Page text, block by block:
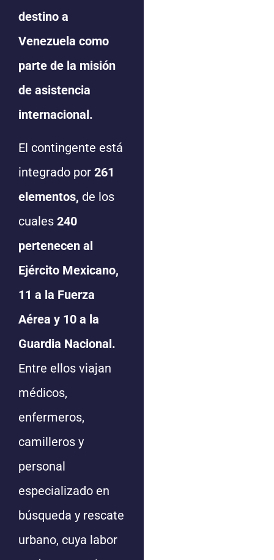
destino a
Venezuela como
parte de la misión
de asistencia
internacional.
El contingente está
integrado por 261
elementos, de los
cuales 240
pertenecen al
Ejército Mexicano,
11 a la Fuerza
Aérea y 10 a la
Guardia Nacional.
Entre ellos viajan
médicos,
enfermeros,
camilleros y
personal
especializado en
búsqueda y rescate
urbano, cuya labor